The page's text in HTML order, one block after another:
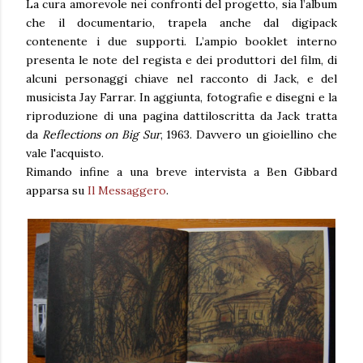
La cura amorevole nei confronti del progetto, sia l’album
che il documentario, trapela anche dal digipack
contenente i due supporti. L’ampio booklet interno
presenta le note del regista e dei produttori del film, di
alcuni personaggi chiave nel racconto di Jack, e del
musicista Jay Farrar. In aggiunta, fotografie e disegni e la
riproduzione di una pagina dattiloscritta da Jack tratta
da Reflections on Big Sur, 1963. Davvero un gioiellino che
vale l'acquisto.
Rimando infine a una breve intervista a Ben Gibbard
apparsa su Il Messaggero.